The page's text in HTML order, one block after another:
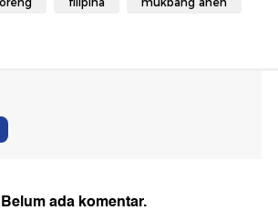
Belum ada komentar.